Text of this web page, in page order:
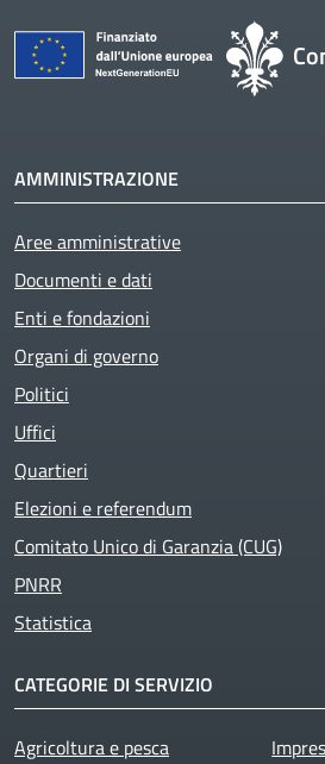
AMMINISTRAZIONE
Aree amministrative
Documenti e dati
Enti e fondazioni
Organi di governo
Politici
Uffici
Quartieri
Elezioni e referendum
Comitato Unico di Garanzia (CUG)
PNRR
Statistica
CATEGORIE DI SERVIZIO
Agricoltura e pesca